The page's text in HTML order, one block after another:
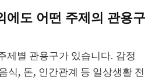
에도 어떤 주제의 관용구
제별 관용구가 있습니다. 감정
식, 돈, 인간관계 등 일상생활 전